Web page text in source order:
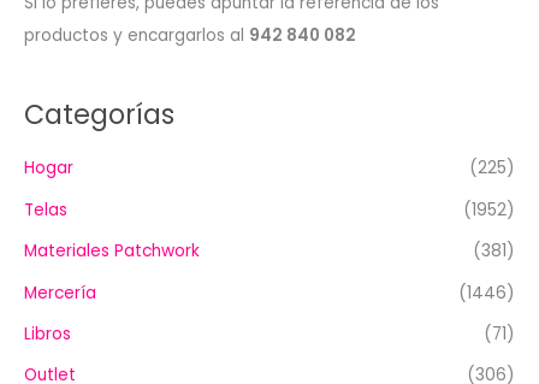
productos y encargarlos al 942 840 082
Categorías
Hogar
(225)
Telas
(1952)
Materiales Patchwork
(381)
Mercería
(1446)
Libros
(71)
Outlet
(306)